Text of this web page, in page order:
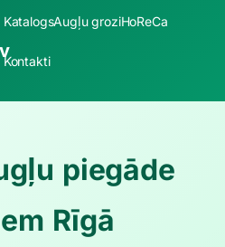
KatalogsAugļu groziHoReCa
Kontakti
piegāde
Rīgā